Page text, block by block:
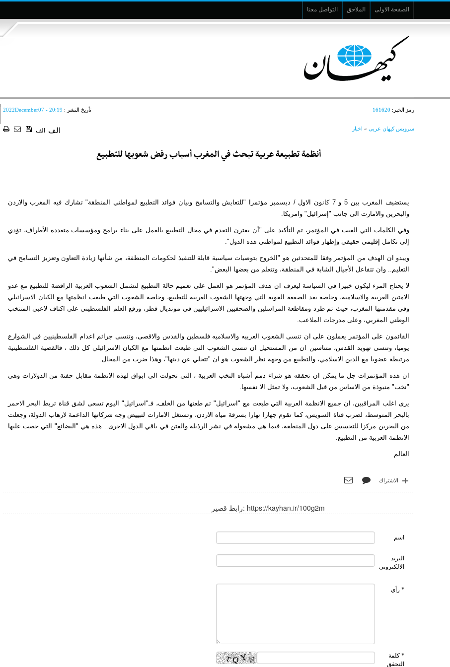
الصفحة الاولى الملاحق التواصل معنا
رمز الخبر: 161620 تأريخ النشر : 2022December07 - 20:19
سرویس کیهان عربی » اخبار الف الف
أنظمة تطبيعة عربية تبحث في المغرب أسباب رفض شعوبها للتطبيع
يستضيف المغرب بين 5 و 7 كانون الاول / ديسمبر مؤتمرا "للتعايش والتسامح وبيان فوائد التطبيع لمواطني المنطقة" تشارك فيه المغرب والاردن
والبحرين والامارت الى جانب "إسرائيل" وامريكا.
وفي الكلمات التي القيت في المؤتمر، تم التأكيد على "أن يقترن التقدم في مجال التطبيع بالعمل على بناء برامج ومؤسسات متعددة الأطراف، تؤدي
إلى تكامل إقليمي حقيقي وإظهار فوائد التطبيع لمواطني هذه الدول".
ويبدو ان الهدف من المؤتمر وفقا للمتحدثين هو "الخروج بتوصيات سياسية قابلة للتنفيذ لحكومات المنطقة، من شأنها زيادة التعاون وتعزيز التسامح في
التعليم.. وان تتفاعل الأجيال الشابة في المنطقة، وتتعلم من بعضها البعض".
لا يحتاج المرء ليكون خبيرا في السياسة ليعرف ان هدف المؤتمر هو العمل على تعميم حالة التطبيع لتشمل الشعوب العربية الرافضة للتطبيع مع عدو
الامتين العربية والاسلامية، وخاصة بعد الصفعة القوية التي وجهتها الشعوب العربية للتطبيع، وخاصة الشعوب التي طبعت انظمتها مع الكيان الاسرائيلي
وفي مقدمتها المغرب، حيث تم طرد ومقاطعة المراسلين والصحفيين الاسرائيليين في مونديال قطر، ورفع العلم الفلسطيني على اكتاف لاعبي المنتخب
الوطني المغربي، وعلى مدرجات الملاعب.
القائمون على المؤتمر يعملون على ان تنسى الشعوب العربيه والاسلاميه فلسطين والقدس والاقصى، وتنسى جرائم اعدام الفلسطينيين في الشوارع
يوميا، وتنسى تهويد القدس، متناسين ان من المستحيل ان تنسى الشعوب التي طبعت انظمتها مع الكيان الاسرائيلي كل ذلك ، فالقضية الفلسطينية
مرتبطة عضويا مع الدين الاسلامي، والتطبيع من وجهة نظر الشعوب هو ان "تتخلي عن دينها"، وهذا ضرب من المحال.
ان هذه المؤتمرات جل ما يمكن ان تحققه هو شراء ذمم أشباه النخب العربية ، التي تحولت الى ابواق لهذه الانظمة مقابل حفنة من الدولارات وهي
"نخب" منبوذة من الاساس من قبل الشعوب، ولا تمثل الا نفسها.
يرى اغلب المراقبين، ان جميع الانظمة العربية التي طبعت مع "اسرائيل" تم طعنها من الخلف، فـ"اسرائيل" اليوم تسعى لشق قناة تربط البحر الاحمر
بالبحر المتوسط، لضرب قناة السويس، كما تقوم جهارا نهارا بسرقة مياه الاردن، وتستغل الامارات لتبييض وجه شركاتها الداعمة لارهاب الدولة، وجعلت
من البحرين مركزا للتجسس على دول المنطقة، فيما هي مشغولة في نشر الرذيلة والفتن في باقي الدول الاخرى.. هذه هي "البضائع" التي حصت عليها
الانظمة العربية من التطبيع.
العالم
الاشتراك
رابط قصير: https://kayhan.ir/100g2m
اسم
البريد
الالكتروني
* رأي
* كلمة
التحقق